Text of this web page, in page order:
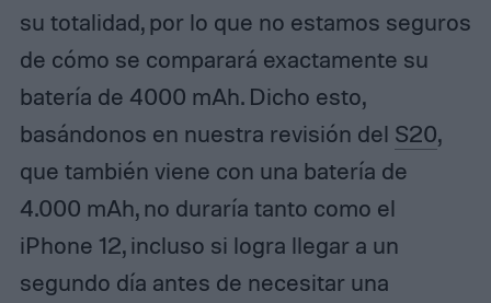
su totalidad, por lo que no estamos seguros
de cómo se comparará exactamente su
batería de 4000 mAh. Dicho esto,
basándonos en nuestra revisión del S20,
que también viene con una batería de
4.000 mAh, no duraría tanto como el
iPhone 12, incluso si logra llegar a un
segundo día antes de necesitar una